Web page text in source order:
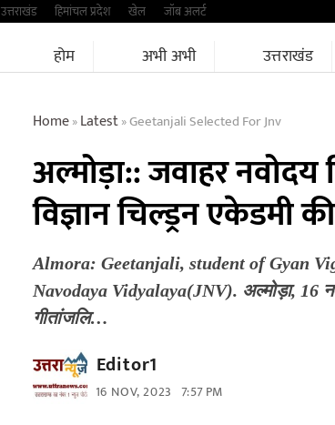
उत्तराखंड हिमांचल प्रदेश खेल जॉब अलर्ट
होम अभी अभी उत्तराखंड
Home»Latest»Geetanjali Selected For Jnv
अल्मोड़ा:: जवाहर नवोदय
विज्ञान चिल्ड्रन एकेडमी
Almora: Geetanjali, student of Gyan
Navodaya Vidyalaya(JNV). अल्मोड़ा, 16
गीतांजलि…
Editor1
16 NOV, 2023 7:57 PM